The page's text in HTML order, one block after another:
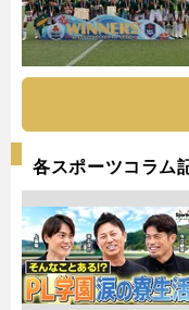
各スポーツコラム